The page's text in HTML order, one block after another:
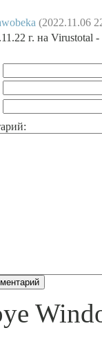
(2022.11.06
г. на Virustotal -